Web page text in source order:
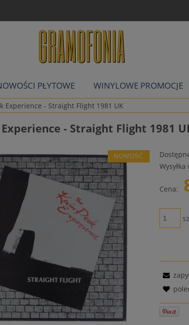
PŁYTOWE WINYLOWE PROMOCJE
Experience - Straight Flight 1981 UK
- Straight Flight 1981
NOWOŚĆ
Cena: